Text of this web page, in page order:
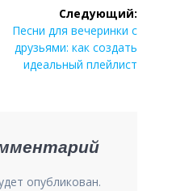
Следующий:
Следующая
запись:
Песни для вечеринки с
друзьями: как создать
идеальный плейлист
опубликован.